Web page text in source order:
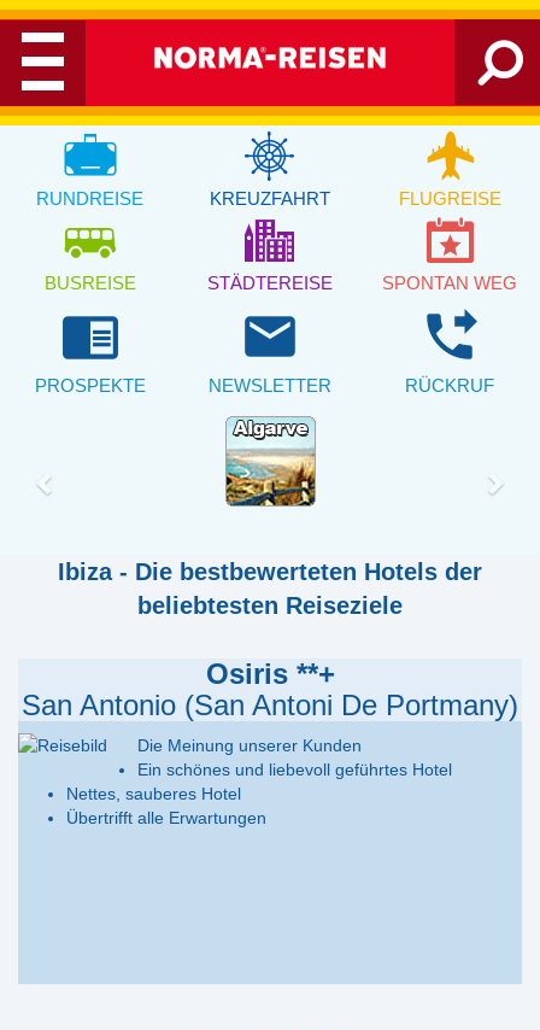
RUNDREISE KREUZFAHRT FLUGREISE
BUSREISE STÄDTEREISE SPONTAN WEG
chrome_reader_mode
PROSPEKTE
email
NEWSLETTER
phone_forwarded
RÜCKRUF
Ibiza - Die bestbewerteten Hotels der
beliebtesten Reiseziele
Osiris **+
San Antonio (San Antoni De Portmany)
Die Meinung unserer Kunden
Ein schönes und liebevoll geführtes Hotel
Nettes, sauberes Hotel
Übertrifft alle Erwartungen